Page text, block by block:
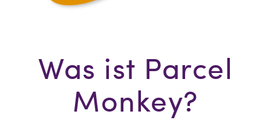
Was ist Parcel
Monkey?